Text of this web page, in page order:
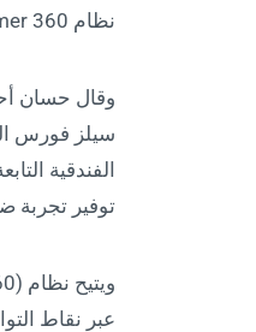
نظام Salesforce Customer 360 في إدارة علاقات عملاء شركة “طيبة للاستثمار”.
وقال حسان
سيلز فورس
الفندقية
توفير تجربة
عبر نقاط